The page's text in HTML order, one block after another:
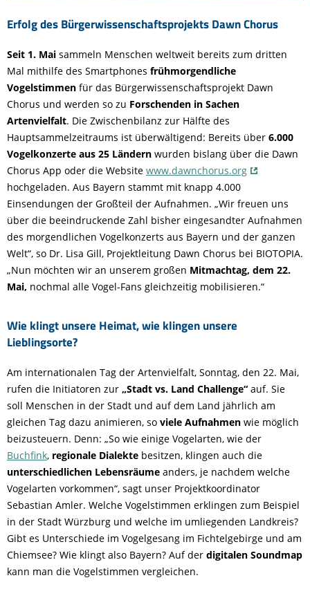
Erfolg des Bürgerwissenschaftsprojekts Dawn Chorus
Seit 1. Mai sammeln Menschen weltweit bereits zum dritten
Mal mithilfe des Smartphones frühmorgendliche
Vogelstimmen für das Bürgerwissenschaftsprojekt Dawn
Chorus und werden so zu Forschenden in Sachen
Artenvielfalt. Die Zwischenbilanz zur Hälfte des
Hauptsammelzeitraums ist überwältigend: Bereits über 6.000
Vogelkonzerte aus 25 Ländern wurden bislang über die Dawn
Chorus App oder die Website www.dawnchorus.org
hochgeladen. Aus Bayern stammt mit knapp 4.000
Einsendungen der Großteil der Aufnahmen. „Wir freuen uns
über die beeindruckende Zahl bisher eingesandter Aufnahmen
des morgendlichen Vogelkonzerts aus Bayern und der ganzen
Welt“, so Dr. Lisa Gill, Projektleitung Dawn Chorus bei BIOTOPIA.
„Nun möchten wir an unserem großen Mitmachtag, dem 22.
Mai, nochmal alle Vogel-Fans gleichzeitig mobilisieren.“
Wie klingt unsere Heimat, wie klingen unsere
Lieblingsorte?
Am internationalen Tag der Artenvielfalt, Sonntag, den 22. Mai,
rufen die Initiatoren zur „Stadt vs. Land Challenge“ auf. Sie
soll Menschen in der Stadt und auf dem Land jährlich am
gleichen Tag dazu animieren, so viele Aufnahmen wie möglich
beizusteuern. Denn: „So wie einige Vogelarten, wie der
Buchfink, regionale Dialekte besitzen, klingen auch die
unterschiedlichen Lebensräume anders, je nachdem welche
Vogelarten vorkommen“, sagt unser Projektkoordinator
Sebastian Amler. Welche Vogelstimmen erklingen zum Beispiel
in der Stadt Würzburg und welche im umliegenden Landkreis?
Gibt es Unterschiede im Vogelgesang im Fichtelgebirge und am
Chiemsee? Wie klingt also Bayern? Auf der digitalen Soundmap
kann man die Vogelstimmen vergleichen.